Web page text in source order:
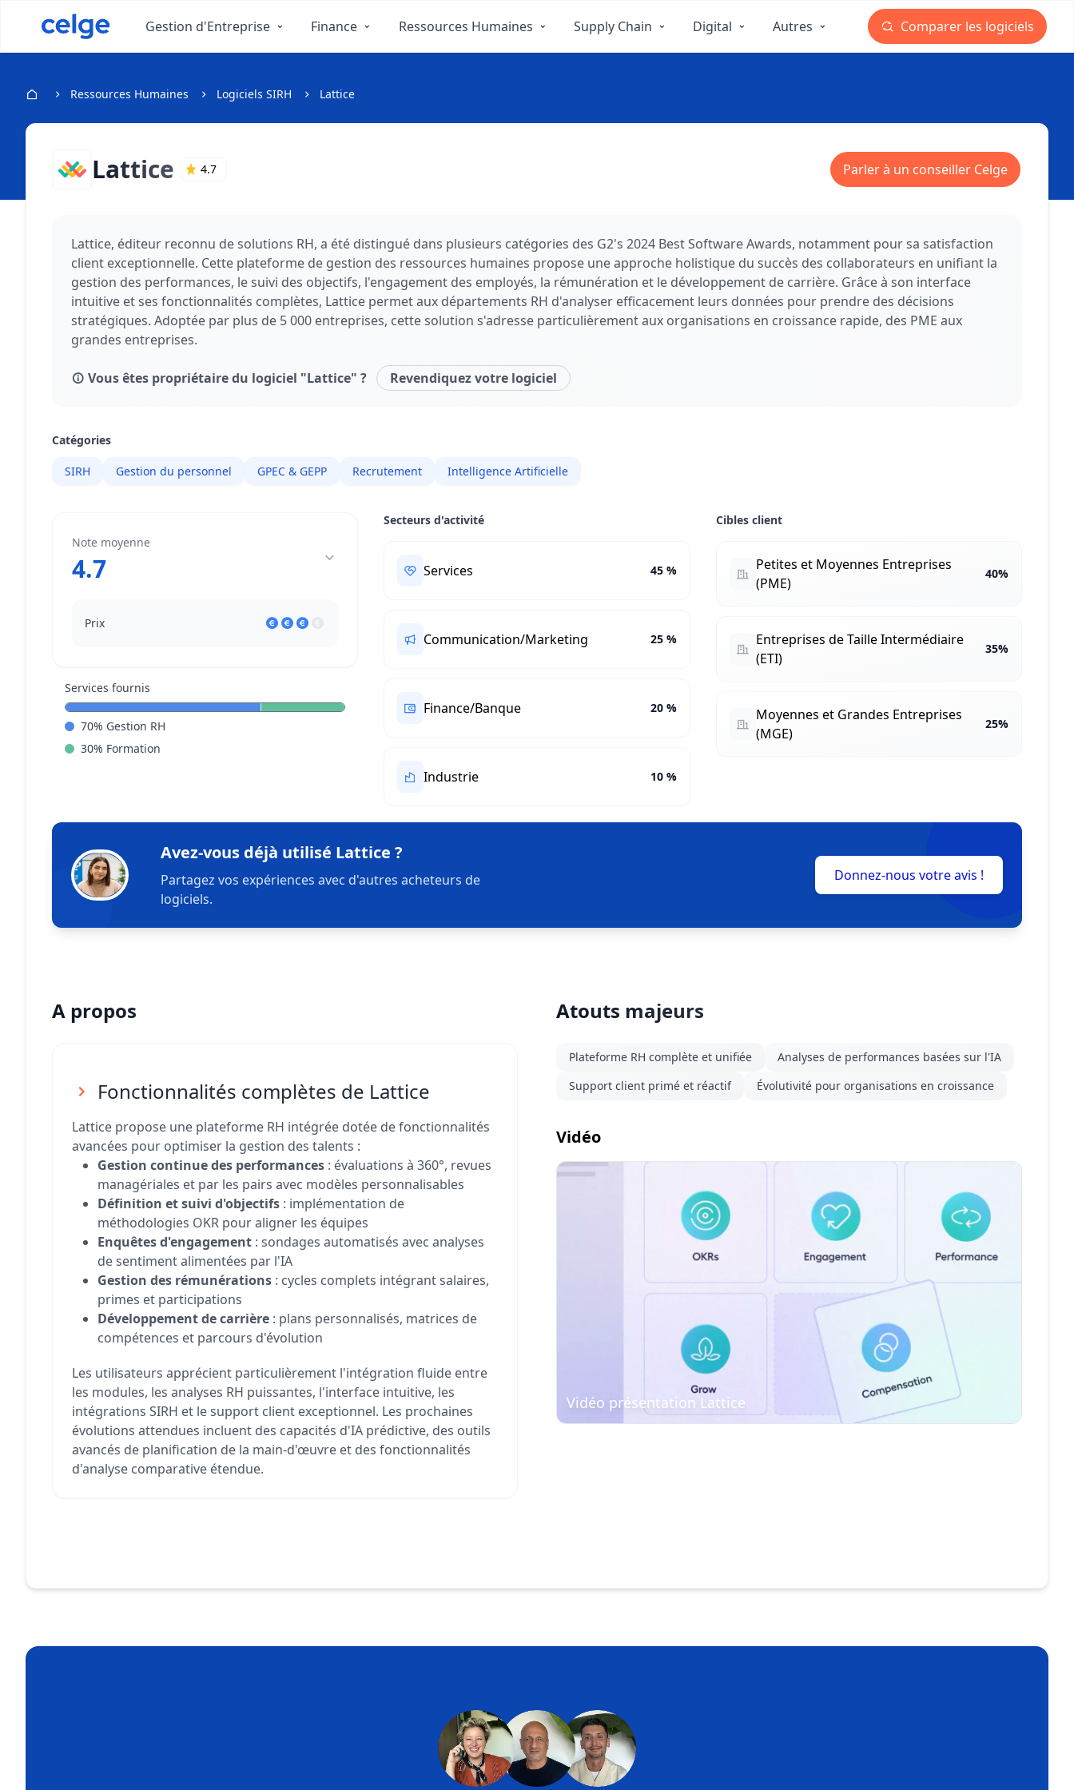
Gestion d'Entreprise Finance Ressources Humaines Supply Chain Digital Autres Comparer les logiciels
Ressources Humaines Logiciels SIRH Lattice
Lattice 4.7 Parler à un conseiller Celge
Lattice, éditeur reconnu de solutions RH, a été distingué dans plusieurs catégories des G2's 2024 Best Software Awards, notamment pour sa satisfaction
client exceptionnelle. Cette plateforme de gestion des ressources humaines propose une approche holistique du succès des collaborateurs en unifiant la
gestion des performances, le suivi des objectifs, l'engagement des employés, la rémunération et le développement de carrière. Grâce à son interface
intuitive et ses fonctionnalités complètes, Lattice permet aux départements RH d'analyser efficacement leurs données pour prendre des décisions
stratégiques. Adoptée par plus de 5 000 entreprises, cette solution s'adresse particulièrement aux organisations en croissance rapide, des PME aux
grandes entreprises.
Vous êtes propriétaire du logiciel "Lattice" ? Revendiquez votre logiciel
Catégories
SIRH Gestion du personnel GPEC & GEPP Recrutement Intelligence Artificielle
Note moyenne
4.7
Prix
Services fournis
70% Gestion RH
30% Formation
Secteurs d'activité
Services 45 %
Communication/Marketing 25 %
Finance/Banque 20 %
Industrie 10 %
Cibles client
Petites et Moyennes Entreprises
(PME)
40%
Entreprises de Taille Intermédiaire
(ETI)
35%
Moyennes et Grandes Entreprises
(MGE)
25%
Avez-vous déjà utilisé Lattice ?
Partagez vos expériences avec d'autres acheteurs de
logiciels.
Donnez-nous votre avis !
A propos
Fonctionnalités complètes de Lattice
Lattice propose une plateforme RH intégrée dotée de fonctionnalités
avancées pour optimiser la gestion des talents :
Gestion continue des performances : évaluations à 360°, revues
managériales et par les pairs avec modèles personnalisables
Définition et suivi d'objectifs : implémentation de
méthodologies OKR pour aligner les équipes
Enquêtes d'engagement : sondages automatisés avec analyses
de sentiment alimentées par l'IA
Gestion des rémunérations : cycles complets intégrant salaires,
primes et participations
Développement de carrière : plans personnalisés, matrices de
compétences et parcours d'évolution
Les utilisateurs apprécient particulièrement l'intégration fluide entre
les modules, les analyses RH puissantes, l'interface intuitive, les
intégrations SIRH et le support client exceptionnel. Les prochaines
évolutions attendues incluent des capacités d'IA prédictive, des outils
avancés de planification de la main-d'œuvre et des fonctionnalités
d'analyse comparative étendue.
Atouts majeurs
Plateforme RH complète et unifiée
Analyses de performances basées sur l'IA
Support client primé et réactif
Évolutivité pour organisations en croissance
Vidéo
Vidéo présentation Lattice